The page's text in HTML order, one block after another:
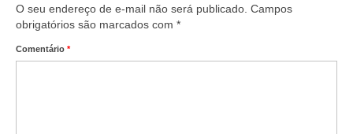
O seu endereço de e-mail não será publicado. Campos
obrigatórios são marcados com *
Comentário *